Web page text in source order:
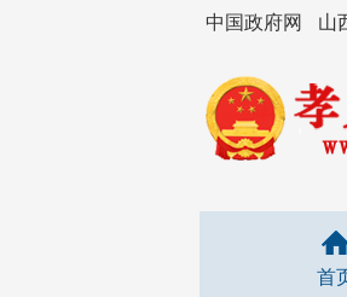
中国政府网 山
首